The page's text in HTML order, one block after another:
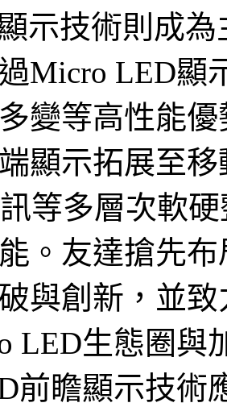
示技術則成
Micro LED顯
變等高性能
顯示拓展至
等多層次軟
。友達搶先
與創新，並
LED生態圈與
前瞻顯示技術